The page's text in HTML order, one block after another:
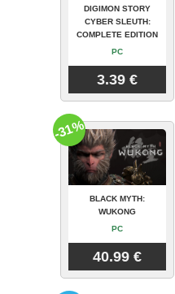
DIGIMON STORY
CYBER SLEUTH:
COMPLETE EDITION
PC
3.39 €
BLACK MYTH:
WUKONG
PC
40.99 €
-31%